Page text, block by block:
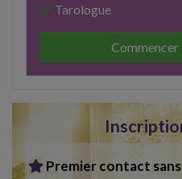
Tarologue
Commencer
Premier contact